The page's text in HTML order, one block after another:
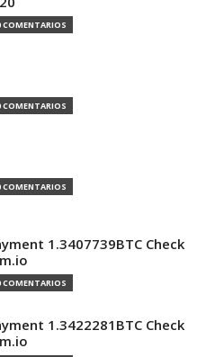
COMENTARIOS
COMENTARIOS
COMENTARIOS
1.3407739BTC Check
COMENTARIOS
1.3422281BTC Check